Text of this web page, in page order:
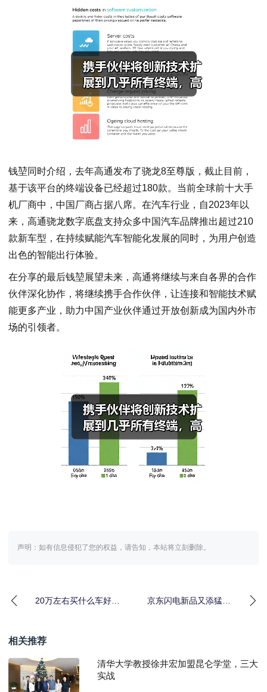
钱堃同时介绍，去年高通发布了骁龙8至尊版，截止目前，
基于该平台的终端设备已经超过180款。当前全球前十大手
机厂商中，中国厂商占据八席。在汽车行业，自2023年以
来，高通骁龙数字底盘支持众多中国汽车品牌推出超过210
款新车型，在持续赋能汽车智能化发展的同时，为用户创造
出色的智能出行体验。
在分享的最后钱堃展望未来，高通将继续与来自各界的合作
伙伴深化协作，将继续携手合作伙伴，让连接和智能技术赋
能更多产业，助力中国产业伙伴通过开放创新成为国内外市
场的引领者。
声明：如有信息侵犯了您的权益，请告知，本站将立刻删除。
20万左右买什么车好最
京东闪电新品又添猛将
相关推荐
清华大学教授徐井宏加盟昆仑学堂，三大
实战